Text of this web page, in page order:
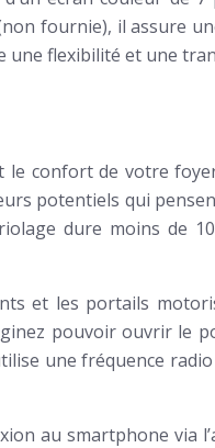
fournie), il assure
une flexibilité et une
confort de votre
potentiels qui
dure moins de
et les portails
pouvoir ouvrir le
une fréquence
au smartphone via